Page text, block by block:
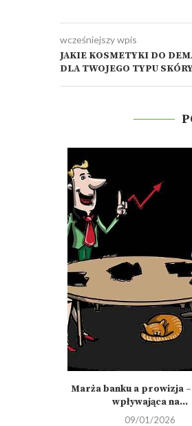
wcześniejszy wpis
JAKIE KOSMETYKI DO
DLA TWOJEGO TYPU
Marża banku a prowizja
wpływająca na...
09/01/2026